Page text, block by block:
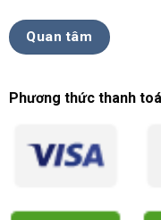
Quan tâm
Phương thức thanh